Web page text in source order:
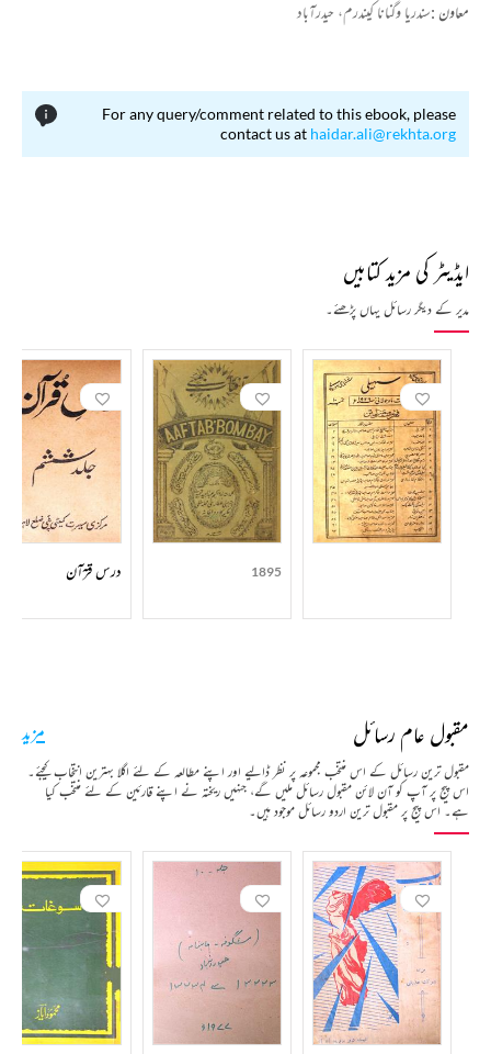
معاون :سندریا وگنانا کیندرم، حیدرآباد
For any query/comment related to this ebook, please
contact us at haidar.ali@rekhta.org
ایڈیٹر کی مزید کتابیں
مدیر کے دیگر رسائل یہاں پڑھئے۔
1895 درس قرٓآن
مقبول عام رسائل
مقبول ترین رسائل کے اس منتخب مجموعہ پر نظر ڈالیے اور اپنے مطالعہ کے لئے اگلا بہترین انتخاب کیجئے۔
اس پیج پر آپ کو آن لائن مقبول رسائل ملیں گے، جنہیں ریختہ نے اپنے قارئین کے لئے منتخب کیا
ہے۔ اس پیج پر مقبول ترین اردو رسائل موجود ہیں۔
مزید